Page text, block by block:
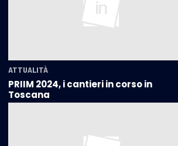
ATTUALITÀ
PRIIM 2024, i cantieri in corso in
Toscana